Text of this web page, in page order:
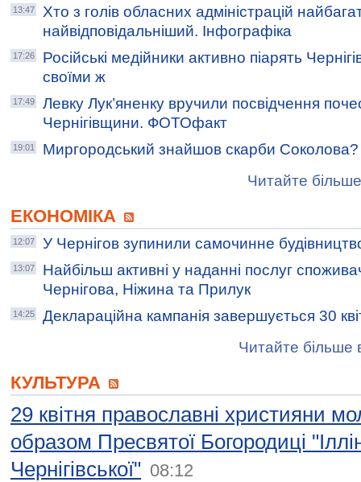
13:47
Хто з голів обласних адміністрацій
найвідповідальніший. Інфографіка
17:26
Російські медійники активно піарять
своїми ж
17:49
Левку Лук’яненку вручили посвідчення
Чернігівщини. ФОТОфакт
19:01
Миргородський знайшов скарби Соколова?
Читайте
ЕКОНОМІКА
12:07 У Чернігов зупинили самочинне
13:07
Найбільш активні у наданні послуг
Чернігова, Ніжина та Прилук
14:25
Деклараційна кампанія завершується 30
Читайте більше
КУЛЬТУРА
29 квітня православні християни
образом Пресвятої Богородиці
Чернігівської" 08:12